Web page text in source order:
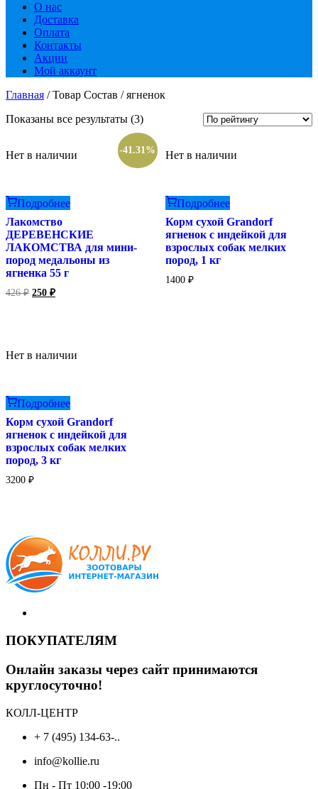
О нас
Доставка
Оплата
Контакты
Акции
Мой аккаунт
Главная / Товар Состав / ягненок
Показаны все результаты (3)Сортировка:
по
рейтингу
Нет в наличии
Подробнее
-41.31%
Лакомство
ДЕРЕВЕНСКИЕ
ЛАКОМСТВА для мини-
пород медальоны из
ягненка 55 г
426₽ Первоначальная
250 ₽Текущая
Нет в наличии
Подробнее
Корм сухой Grandorf
ягненок с индейкой для
взрослых собак мелких
пород, 1 кг
1400 ₽
Нет в наличии
Подробнее
Корм сухой Grandorf
ягненок с индейкой для
взрослых собак мелких
пород, 3 кг
3200 ₽
ПОКУПАТЕЛЯМ
Онлайн заказы через сайт принимаются
круглосуточно!
КОЛЛ-ЦЕНТР
+ 7 (495) 134-63-..
info@kollie.ru
Пн - Пт 10:00 -19:00